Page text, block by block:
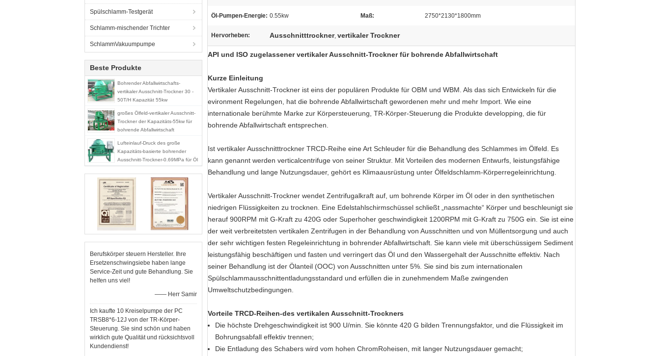
Spülschlamm-Testgerät
Schlamm-mischender Trichter
SchlammVakuumpumpe
Beste Produkte
Bohrender Abfallwirtschafts-
vertikaler Ausschnitt-Trockner 30 -
50T/H Kapazität 55kw
großes Ölfeld-vertikaler Ausschnitt-
Trockner der Kapazitäts-55kw für
bohrende Abfallwirtschaft
Lufteinlauf-Druck des große
Kapazitäts-basierte bohrender
Ausschnitt-Trockner-0.69MPa für Öl
Schlamm
Berufskörper steuern Hersteller. Ihre
Ersetzenschwingsiebe haben lange
Service-Zeit und gute Behandlung. Sie
helfen uns viel!
—— Herr Samir
Ich kaufte 10 Kreiselpumpe der PC
TRSB8*6-12J von der TR-Körper-
Steuerung. Sie sind schön und haben
wirklich gute Qualität und rücksichtsvoll
Kundendienst!
Öl-Pumpen-Energie: 0.55kw Maß: 2750*2130*1800mm
Hervorheben: Ausschnitttrockner, vertikaler Trockner
API und ISO zugelassener vertikaler Ausschnitt-Trockner für bohrende Abfallwirtschaft
Kurze Einleitung
Vertikaler Ausschnitt-Trockner ist eins der populären Produkte für OBM und WBM. Als das sich Entwickeln für die
evironment Regelungen, hat die bohrende Abfallwirtschaft gewordenen mehr und mehr Import. Wie eine
internationale berühmte Marke zur Körpersteuerung, TR-Körper-Steuerung die Produkte developping, die für
bohrende Abfallwirtschaft entsprechen.
Ist vertikaler Ausschnitttrockner TRCD-Reihe eine Art Schleuder für die Behandlung des Schlammes im Ölfeld. Es
kann genannt werden verticalcentrifuge von seiner Struktur. Mit Vorteilen des modernen Entwurfs, leistungsfähige
Behandlung und lange Nutzungsdauer, gehört es Klimaausrüstung unter Ölfeldschlamm-Körperregeleinrichtung.
Vertikaler Ausschnitt-Trockner wendet Zentrifugalkraft auf, um bohrende Körper im Öl oder in den synthetischen
niedrigen Flüssigkeiten zu trocknen. Eine Edelstahlschirmschüssel schließt „nassmachte“ Körper und beschleunigt sie
herauf 900RPM mit G-Kraft zu 420G oder Superhoher geschwindigkeit 1200RPM mit G-Kraft zu 750G ein. Sie ist eine
der weit verbreitetsten vertikalen Zentrifugen in der Behandlung von Ausschnitten und von Müllentsorgung und auch
der sehr wichtigen festen Regeleinrichtung in bohrender Abfallwirtschaft. Sie kann viele mit überschüssigem Sediment
leistungsfähig beschäftigen und fasten und verringert das Öl und den Wassergehalt der Ausschnitte effektiv. Nach
seiner Behandlung ist der Ölanteil (OOC) von Ausschnitten unter 5%. Sie sind bis zum internationalen
Spülschlammausschnittentladungsstandard und erfüllen die in zunehmendem Maße zwingenden
Umweltschutzbedingungen.
Vorteile TRCD-Reihen-des vertikalen Ausschnitt-Trockners
Die höchste Drehgeschwindigkeit ist 900 U/min. Sie könnte 420 G bilden Trennungsfaktor, und die Flüssigkeit im
Bohrungsabfall effektiv trennen;
Die Entladung des Schabers wird vom hohen ChromRoheisen, mit langer Nutzungsdauer gemacht;